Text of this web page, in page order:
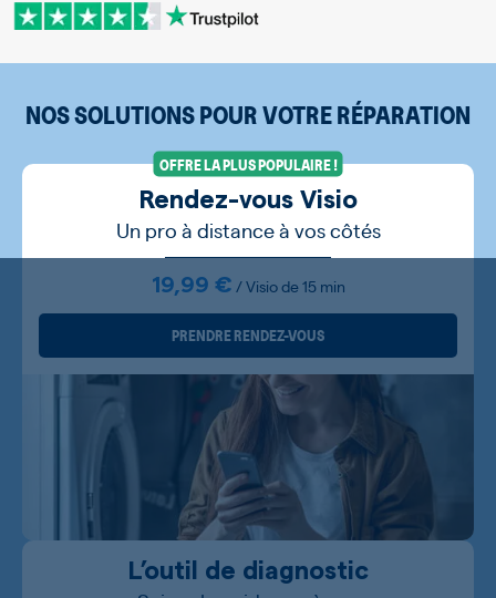
NOS SOLUTIONS POUR VOTRE RÉPARATION
OFFRE LA PLUS POPULAIRE !
Rendez-vous Visio
Un pro à distance à vos côtés
19,99 € / Visio de 15 min
PRENDRE RENDEZ-VOUS
L’outil de diagnostic